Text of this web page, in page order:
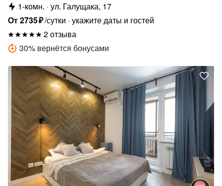
1-комн. ул. Галущака, 17
От2735₽/сутки укажите даты и гостей
2 отзыва
30% вернётся бонусами